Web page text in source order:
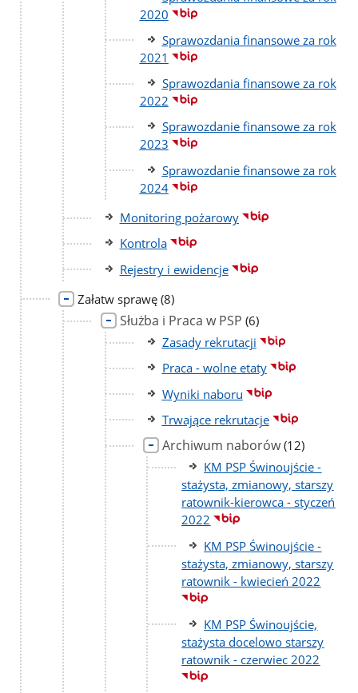
2020
Sprawozdania finansowe za rok
2021
Sprawozdania finansowe za rok
2022
Sprawozdanie finansowe za rok
2023
Sprawozdanie finansowe za rok
2024
Monitoring pożarowy
Kontrola
Rejestry i ewidencje
Załatw sprawę liczba
podstron
(8)
Służba i Praca w PSP liczba
podstron
(6)
Zasady rekrutacji
Praca - wolne etaty
Wyniki naboru
Trwające rekrutacje
Archiwum naborów liczba
podstron
(12)
KM PSP Świnoujście -
stażysta, zmianowy, starszy
ratownik-kierowca - styczeń
2022
KM PSP Świnoujście -
stażysta, zmianowy, starszy
ratownik - kwiecień 2022
KM PSP Świnoujście,
stażysta docelowo starszy
ratownik - czerwiec 2022